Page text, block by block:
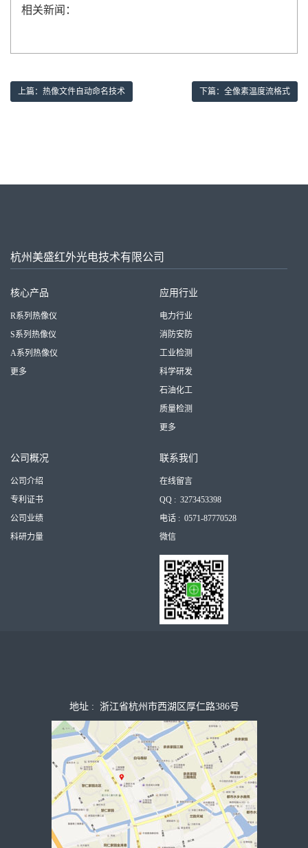
相关新闻：
上篇：热像文件自动命名技术 下篇：全像素温度流格式
杭州美盛红外光电技术有限公司
核心产品
R系列热像仪
S系列热像仪
A系列热像仪
更多
应用行业
电力行业
消防安防
工业检测
科学研发
石油化工
质量检测
更多
公司概况
公司介绍
专利证书
公司业绩
科研力量
联系我们
在线留言
QQ : 3273453398
电话 : 0571-87770528
微信
地址 : 浙江省杭州市西湖区厚仁路386号